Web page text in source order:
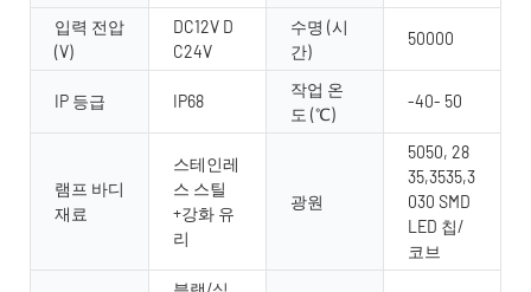
입력 전압
(V)
DC12V D
C24V
수명 (시
간)
50000
IP 등급 IP68
작업 온
도 (℃)
-40- 50
램프 바디
재료
스테인레
스 스틸
+강화 유
리
광원
5050, 28
35,3535,3
030 SMD
LED 칩/
코브